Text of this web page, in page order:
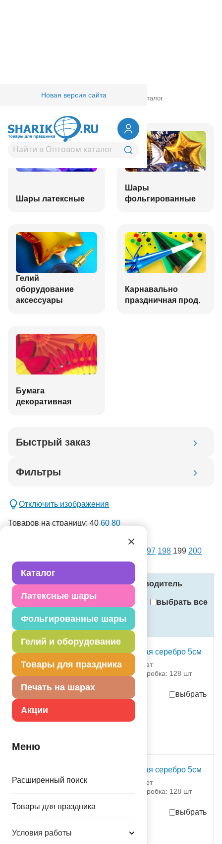
Каталог
Латексные шары
Фольгированные шары
Гелий и оборудование
Товары для праздника
Печать на шарах
Акции
Меню
Расширенный поиск
Товары для праздника
Условия работы
Новая версия сайта
Товары для праздника/ Оптовый каталог
Шары латексные
Шары
фольгированные
Гелий
оборудование
аксессуары
Карнавально
праздничная прод.
Бумага
декоративная
Быстрый заказ
Фильтры
новинка
спецпредложение
Применить
Сбросить фильтры
Отключить изображения
Товаров на страницу: 40 60 80
197 198 199 200
201...360
Название Код Производитель
выбрать все
Стоимость
(в рублях, с учётом НДС)
Свеча -цифра "1" витая серебро 5см
1502-6317 Свечноймаркет
партия поставки: 1 шт коробка: 128 шт
выбрать
37,44руб.
Свеча -цифра "2" витая серебро 5см
1502-6318 Свечноймаркет
партия поставки: 1 шт коробка: 128 шт
выбрать
37,44руб.за шт